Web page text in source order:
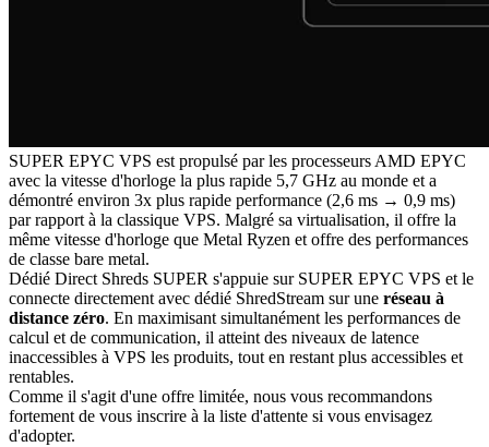
SUPER EPYC VPS est propulsé par les processeurs AMD EPYC
avec la vitesse d'horloge la plus rapide 5,7 GHz au monde et a
démontré environ 3x plus rapide performance (2,6 ms → 0,9 ms)
par rapport à la classique VPS. Malgré sa virtualisation, il offre la
même vitesse d'horloge que Metal Ryzen et offre des performances
de classe bare metal.
Dédié Direct Shreds SUPER s'appuie sur SUPER EPYC VPS et le
connecte directement avec dédié ShredStream sur une réseau à
distance zéro. En maximisant simultanément les performances de
calcul et de communication, il atteint des niveaux de latence
inaccessibles à VPS les produits, tout en restant plus accessibles et
rentables.
Comme il s'agit d'une offre limitée, nous vous recommandons
fortement de vous inscrire à la liste d'attente si vous envisagez
d'adopter.